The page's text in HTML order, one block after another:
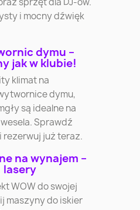
i mocny dźwięk
dymu –
jak w klubie!
klimat na
dymu,
są idealne na
Sprawdź
rezerwuj już teraz.
na wynajem –
lasery
WOW do swojej
maszyny do iskier